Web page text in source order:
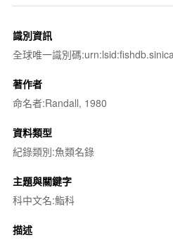
識別資訊
全球唯一識別碼
著作者
命名者:Randall, 1980
資料類型
紀錄類別:魚類名錄
主題與關鍵字
科中文名:鮨科
描述